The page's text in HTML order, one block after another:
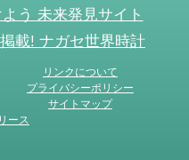
う 未来発見サイト
載! ナガセ世界時計
リンクについて
プライバシーポリシー
サイトマップ
ース